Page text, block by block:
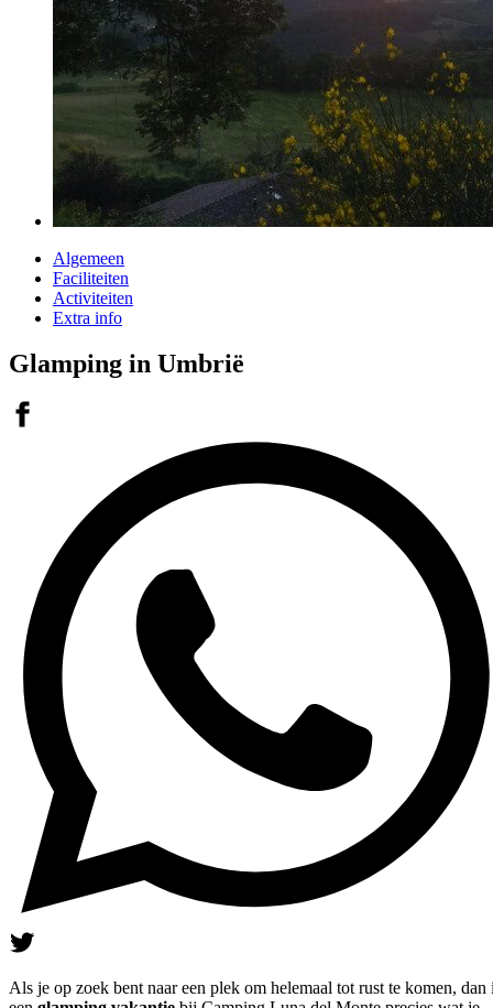
Algemeen
Faciliteiten
Activiteiten
Extra info
Glamping in Umbrië
Als je op zoek bent naar een plek om helemaal tot rust te komen, dan